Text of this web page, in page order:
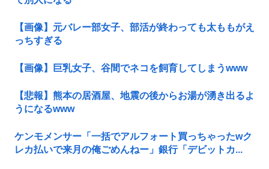
【画像】元バレー部女子、部活が終わっても太ももがえ
っちすぎる
【画像】巨乳女子、谷間でネコを飼育してしまうwww
【悲報】熊本の居酒屋、地震の後からお湯が湧き出るよ
うになるwww
ケンモメンサー「一括でアルフォート買っちゃったwク
レカ払いで来月の俺ごめんねー」銀行「デビットカ...